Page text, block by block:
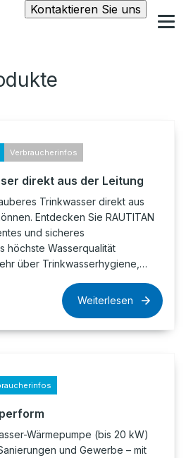
Kontaktieren Sie uns
Verbraucherinfos
direkt aus der Leitung
Trinkwasser direkt aus
Entdecken Sie RAUTITAN
und sicheres
höchste Wasserqualität
über Trinkwasserhygiene,…
Weiterlesen
Wärmepumpe (bis 20 kW)
und Gewerbe – mit